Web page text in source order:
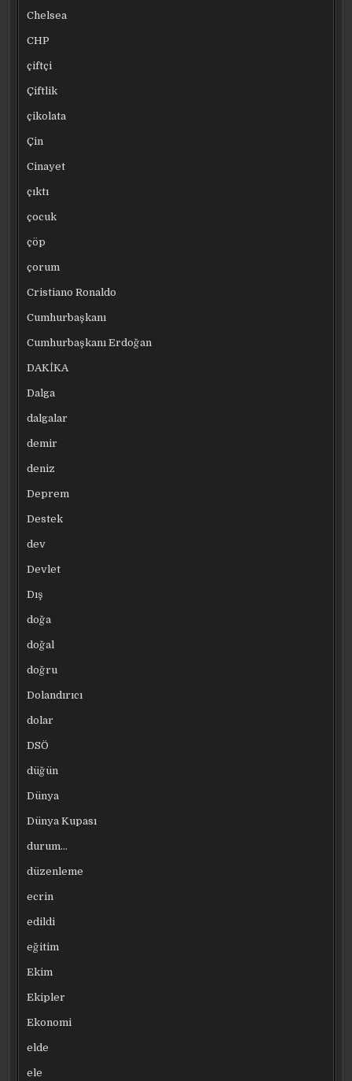
Chelsea
CHP
çiftçi
Çiftlik
çikolata
Çin
Cinayet
çıktı
çocuk
çöp
çorum
Cristiano Ronaldo
Cumhurbaşkanı
Cumhurbaşkanı Erdoğan
DAKİKA
Dalga
dalgalar
demir
deniz
Deprem
Destek
dev
Devlet
Dış
doğa
doğal
doğru
Dolandırıcı
dolar
DSÖ
düğün
Dünya
Dünya Kupası
durum…
düzenleme
ecrin
edildi
eğitim
Ekim
Ekipler
Ekonomi
elde
ele